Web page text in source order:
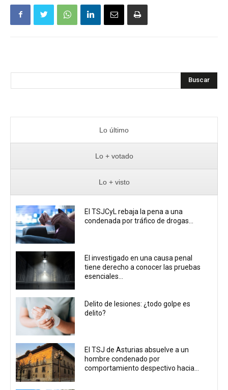
Buscar
Lo último
Lo + votado
Lo + visto
El TSJCyL rebaja la pena a una
condenada por tráfico de drogas...
El investigado en una causa penal
tiene derecho a conocer las pruebas
esenciales...
Delito de lesiones: ¿todo golpe es
delito?
El TSJ de Asturias absuelve a un
hombre condenado por
comportamiento despectivo hacia...